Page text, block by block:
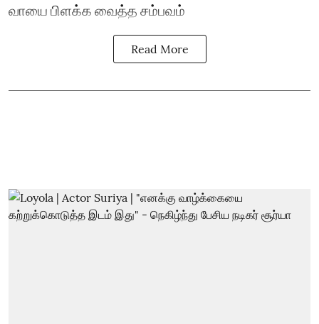
வாயை பிளக்க வைத்த சம்பவம்
Read More